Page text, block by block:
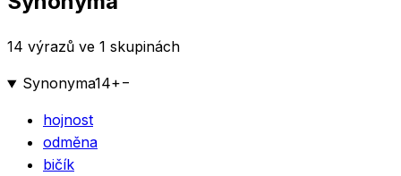
14 výrazů ve 1 skupinách
Synonyma14+−
hojnost
odměna
bičík